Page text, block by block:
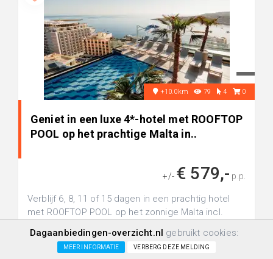
+10.0km 79 4 0
Geniet in een luxe 4*-hotel met ROOFTOP
POOL op het prachtige Malta in..
+/- € 579,- p.p.
Verblijf 6, 8, 11 of 15 dagen in een prachtig hotel
met ROOFTOP POOL op het zonnige Malta incl.
Dagaanbiedingen-overzicht.nl gebruikt cookies:
MEER INFORMATIE VERBERG DEZE MELDING